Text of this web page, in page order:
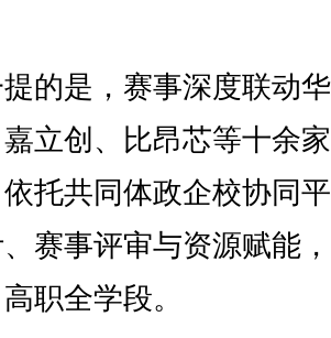
是，赛事深度联动
立创、比昂芯等十余
托共同体政企校协同
赛事评审与资源赋能
职全学段。